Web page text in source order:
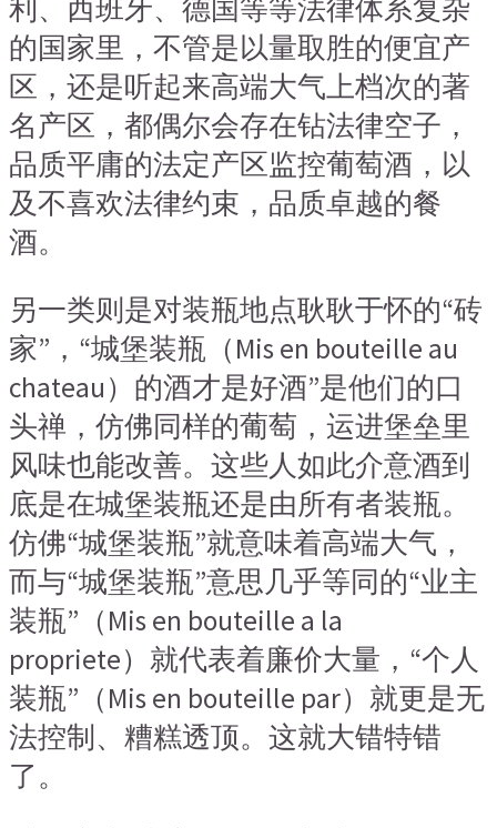
利、西班牙、德国等等法律体系复杂
的国家里，不管是以量取胜的便宜产
区，还是听起来高端大气上档次的著
名产区，都偶尔会存在钻法律空子，
品质平庸的法定产区监控葡萄酒，以
及不喜欢法律约束，品质卓越的餐
酒。
另一类则是对装瓶地点耿耿于怀的“砖
家”，“城堡装瓶（Mis en bouteille au
chateau）的酒才是好酒”是他们的口
头禅，仿佛同样的葡萄，运进堡垒里
风味也能改善。这些人如此介意酒到
底是在城堡装瓶还是由所有者装瓶。
仿佛“城堡装瓶”就意味着高端大气，
而与“城堡装瓶”意思几乎等同的“业主
装瓶”（Mis en bouteille a la
propriete）就代表着廉价大量，“个人
装瓶”（Mis en bouteille par）就更是无
法控制、糟糕透顶。这就大错特错
了。